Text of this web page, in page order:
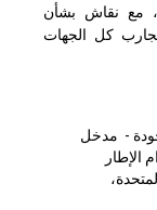
مع نقاش بشأن
كل الجهات
- مدخل